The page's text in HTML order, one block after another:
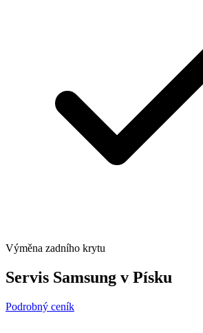
Výměna zadního krytu
Servis Samsung v Písku
Podrobný ceník